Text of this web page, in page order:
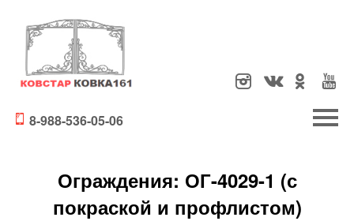
8-988-536-05-06
Ограждения: ОГ-4029-1 (с
покраской и профлистом)